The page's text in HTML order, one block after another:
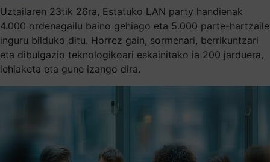
Uztailaren 23tik 26ra, Estatuko LAN party handienak
4.000 ordenagailu baino gehiago eta 5.000 parte-hartzaile
inguru bilduko ditu. Horrez gain, sormenari, berrikuntzari
eta dibulgazio teknologikoari eskainitako ia 200 jarduera,
lehiaketa eta gune izango dira.